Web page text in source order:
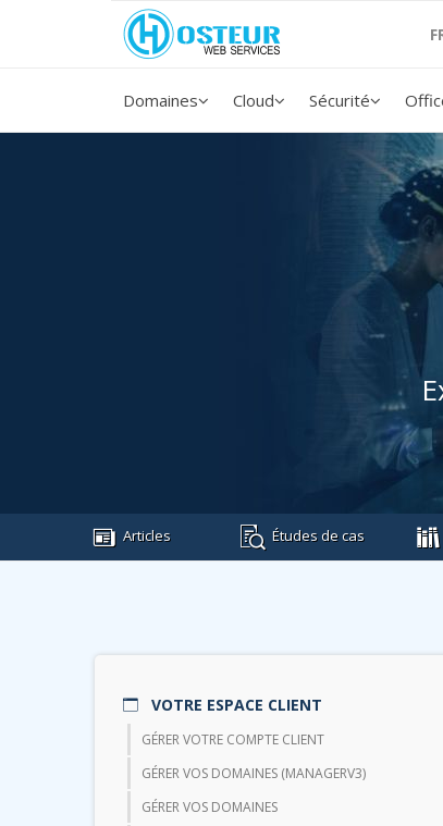
Domaines Cloud Sécurité
Articles Études de cas
VOTRE ESPACE CLIENT
GÉRER VOTRE COMPTE CLIENT
GÉRER VOS DOMAINES (MANAGERV3)
GÉRER VOS DOMAINES